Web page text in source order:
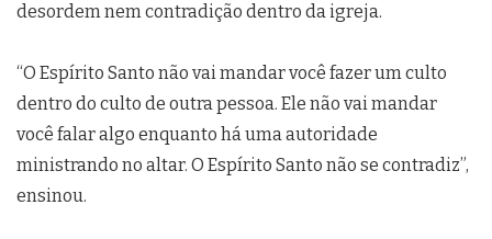
desordem nem contradição dentro da igreja.
“O Espírito Santo não vai mandar você fazer um culto
dentro do culto de outra pessoa. Ele não vai mandar
você falar algo enquanto há uma autoridade
ministrando no altar. O Espírito Santo não se contradiz”,
ensinou.